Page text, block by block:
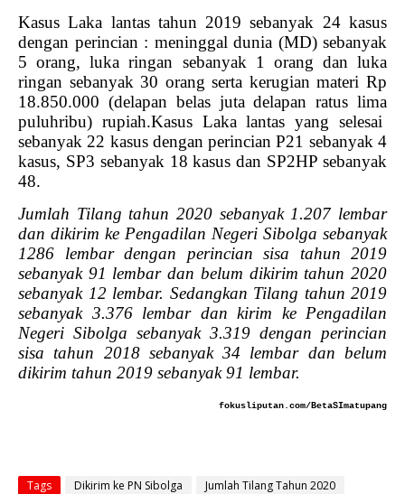
Kasus Laka lantas tahun 2019 sebanyak 24 kasus
dengan perincian : meninggal dunia (MD) sebanyak
5 orang, luka ringan sebanyak 1 orang dan luka
ringan sebanyak 30 orang serta kerugian materi Rp
18.850.000 (delapan belas juta delapan ratus lima
puluhribu) rupiah.Kasus Laka lantas yang selesai
sebanyak 22 kasus dengan perincian P21 sebanyak 4
kasus, SP3 sebanyak 18 kasus dan SP2HP sebanyak
48.
Jumlah Tilang tahun 2020 sebanyak 1.207 lembar
dan dikirim ke Pengadilan Negeri Sibolga sebanyak
1286 lembar dengan perincian sisa tahun 2019
sebanyak 91 lembar dan belum dikirim tahun 2020
sebanyak 12 lembar. Sedangkan Tilang tahun 2019
sebanyak 3.376 lembar dan kirim ke Pengadilan
Negeri Sibolga sebanyak 3.319 dengan perincian
sisa tahun 2018 sebanyak 34 lembar dan belum
dikirim tahun 2019 sebanyak 91 lembar.
fokusliputan.com/BetaSImatupang
Tags Dikirim ke PN Sibolga
Jumlah Tilang Tahun 2020